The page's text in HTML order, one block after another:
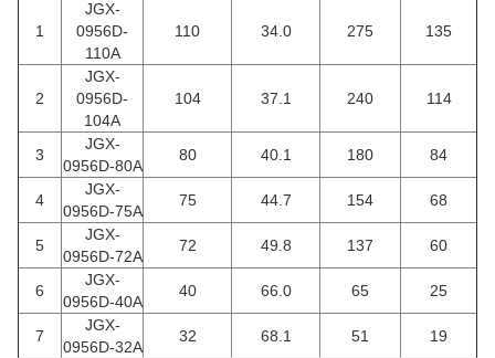
1
JGX-
0956D-
110A
110 34.0 275 135
2
JGX-
0956D-
104A
104 37.1 240 114
3
JGX-
0956D-80A
80 40.1 180 84
4
JGX-
0956D-75A
75 44.7 154 68
5
JGX-
0956D-72A
72 49.8 137 60
6
JGX-
0956D-40A
40 66.0 65 25
7
JGX-
0956D-32A
32 68.1 51 19